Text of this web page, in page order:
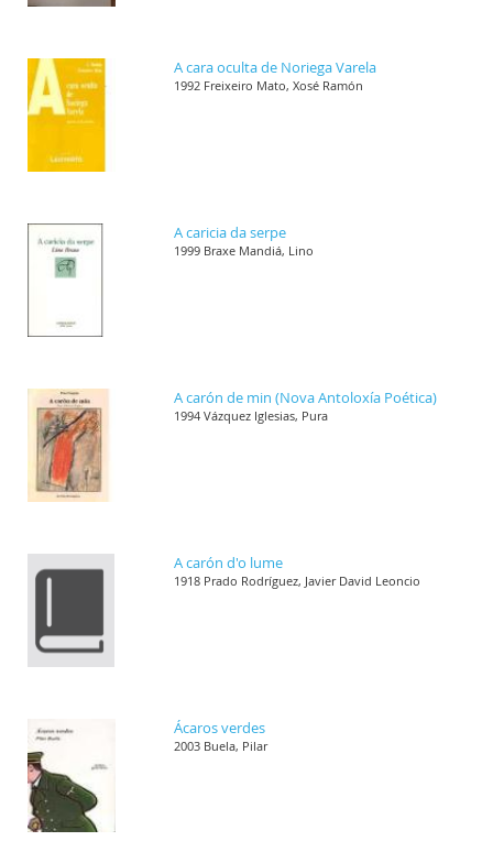
A cara oculta de Noriega Varela
1992 Freixeiro Mato, Xosé Ramón
A caricia da serpe
1999 Braxe Mandiá, Lino
A carón de min (Nova Antoloxía Poética)
1994 Vázquez Iglesias, Pura
A carón d'o lume
1918 Prado Rodríguez, Javier David Leoncio
Ácaros verdes
2003 Buela, Pilar